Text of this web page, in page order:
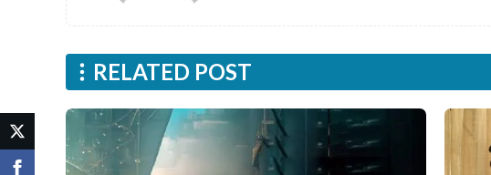
RELATED POST